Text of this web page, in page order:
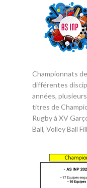
Championnats
différentes
années,
titres de
Rugby à XV
Ball, Volley Ball